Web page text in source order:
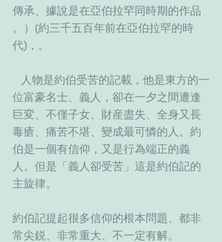
傳承、據說是在亞伯拉罕同時期的作品
。）(約三千五百年前在亞伯拉罕的時
代)，。
位富豪名士、義人，卻在一夕之間遭逢
巨変、不僅子女、財産盡失、全身又長
毒瘡、痛苦不堪、變成最可憐的人。約
伯是一個有信仰，又是行為端正的義
人。但是「義人卻受苦」這是約伯記的
主旋律。
約伯記提起很多信仰的根本問題、都非
常尖鋭、非常重大、不一定有解。